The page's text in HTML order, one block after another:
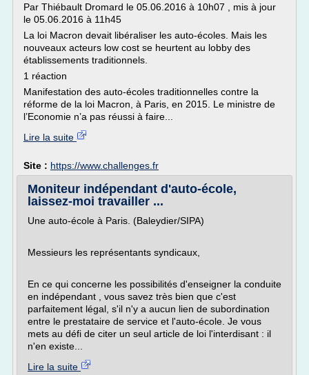
Par Thiébault Dromard le 05.06.2016 à 10h07 , mis à jour
le 05.06.2016 à 11h45
La loi Macron devait libéraliser les auto-écoles. Mais les
nouveaux acteurs low cost se heurtent au lobby des
établissements traditionnels.
1 réaction
Manifestation des auto-écoles traditionnelles contre la
réforme de la loi Macron, à Paris, en 2015. Le ministre de
l’Economie n’a pas réussi à faire...
Lire la suite
Site : https://www.challenges.fr
Moniteur indépendant d'auto-école,
laissez-moi travailler ...
Une auto-école à Paris. (Baleydier/SIPA)
Messieurs les représentants syndicaux,
En ce qui concerne les possibilités d'enseigner la conduite
en indépendant , vous savez très bien que c'est
parfaitement légal, s'il n'y a aucun lien de subordination
entre le prestataire de service et l'auto-école. Je vous
mets au défi de citer un seul article de loi l'interdisant : il
n'en existe...
Lire la suite